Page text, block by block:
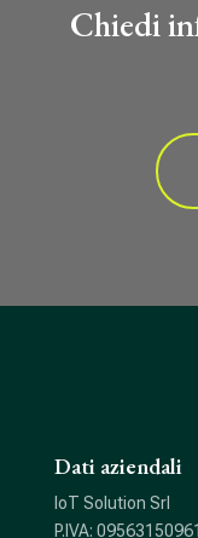
Chiedi
Dati aziendali
IoT Solution Srl
P.IVA: 09563150961